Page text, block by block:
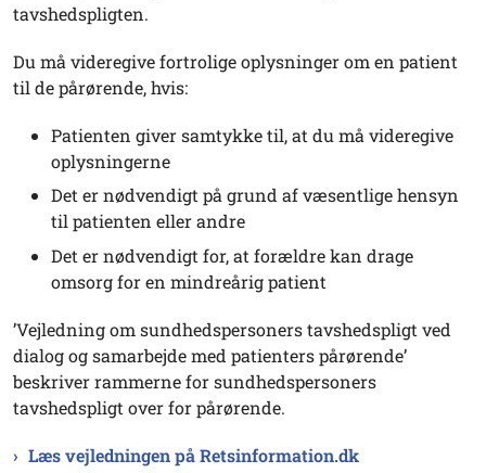
tavshedspligten.
Du må videregive fortrolige oplysninger om en patient
til de pårørende, hvis:
Patienten giver samtykke til, at du må videregive
oplysningerne
Det er nødvendigt på grund af væsentlige hensyn
til patienten eller andre
Det er nødvendigt for, at forældre kan drage
omsorg for en mindreårig patient
’Vejledning om sundhedspersoners tavshedspligt ved
dialog og samarbejde med patienters pårørende’
beskriver rammerne for sundhedspersoners
tavshedspligt over for pårørende.
Læs vejledningen på Retsinformation.dk